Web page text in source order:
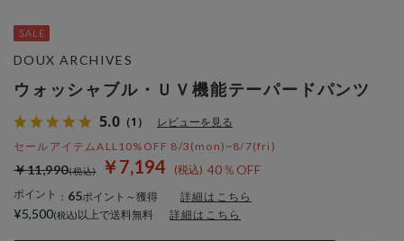
ウォッシャブル・ＵＶ機能テーパードパンツ
5.0 （1） レビューを見る
セールアイテムALL10%OFF 8/3(mon)~8/7(fri)
￥7,194 40％OFF
￥11,990
ポイント ： 65ポイント～獲得 詳細はこちら
DOUX ARCHIVES
¥5,500 以上で送料無料 詳細はこちら